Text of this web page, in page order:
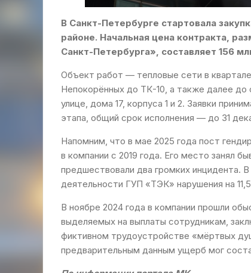
В Санкт-Петербурге стартовала
районе. Начальная цена контракта,
Санкт-Петербурга», составляет 156
Объект работ — тепловые сети в
Непокорённых до ТК-10, а также далее
улице, дома 17, корпуса 1 и 2. Заявки
этапа, общий срок исполнения — до 31
Напомним, что в мае 2025 года пост
в компании с 2019 года. Его место занял
предшествовали два громких инцидента.
деятельности ГУП «ТЭК» нарушения на
В ноябре 2024 года в компании прошли
выделяемых на выплаты сотрудникам,
фиктивном трудоустройстве «мёртвых
предварительным данным ущерб мог